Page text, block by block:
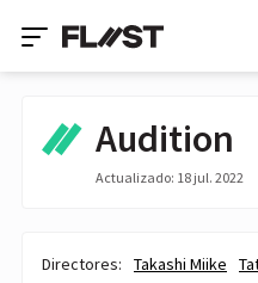
Audition
Actualizado: 18 jul. 2022
Directores: Takashi Miike